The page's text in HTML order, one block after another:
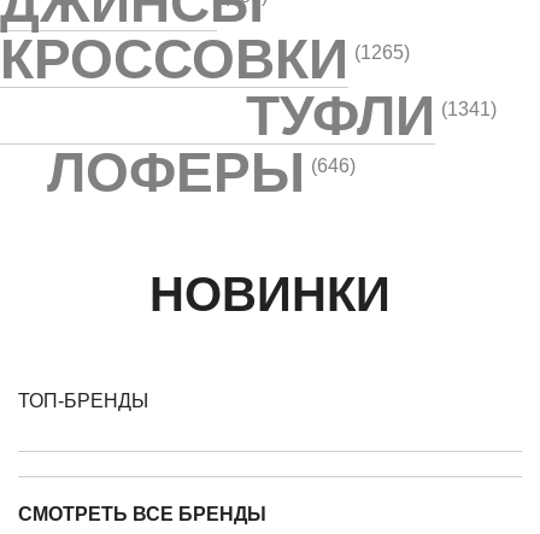
КРОССОВКИ (1265)
ТУФЛИ (1341)
ЛОФЕРЫ (646)
НОВИНКИ
ТОП-БРЕНДЫ
СМОТРЕТЬ ВСЕ БРЕНДЫ